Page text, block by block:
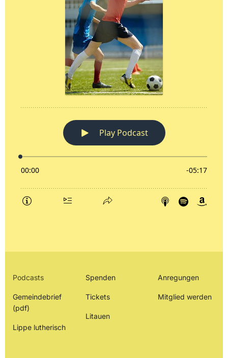
Podcasts
Gemeindebrief
(pdf)
Lippe lutherisch
Spenden
Tickets
Litauen
Anregungen
Mitglied werden